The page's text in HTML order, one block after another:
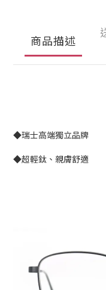
商品描述
◆瑞士高端獨立品牌
◆超輕鈦、親膚舒適